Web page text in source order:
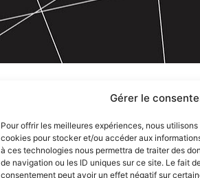
Gérer le
Pour offrir les meilleures expériences, nous
cookies pour stocker et/ou accéder aux
à ces technologies nous permettra de traiter des
de navigation ou les ID uniques sur ce site. Le fait
consentement peut avoir un effet négatif sur